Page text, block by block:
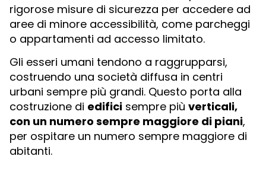
rigorose misure di sicurezza per accedere ad
aree di minore accessibilità, come parcheggi
o appartamenti ad accesso limitato.
Gli esseri umani tendono a raggrupparsi,
costruendo una società diffusa in centri
urbani sempre più grandi. Questo porta alla
costruzione di edifici sempre più verticali,
con un numero sempre maggiore di piani,
per ospitare un numero sempre maggiore di
abitanti.